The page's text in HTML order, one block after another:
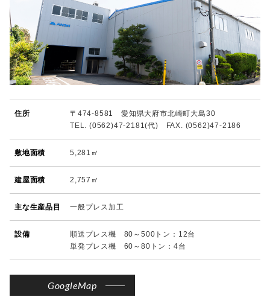
住所
〒474-8581 愛知県大府市北崎町大島30
TEL. (0562)47-2181(代) FAX. (0562)47-2186
敷地面積 5,281㎡
建屋面積 2,757㎡
主な生産品目 一般プレス加工
設備
順送プレス機 80～500トン：12台
単発プレス機 60～80トン：4台
GoogleMap